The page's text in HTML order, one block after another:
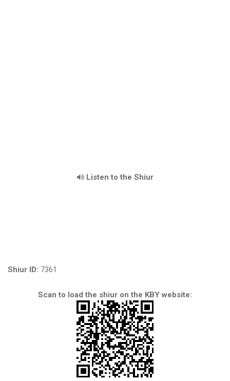
Listen to the Shiur
Shiur ID: 7361
Scan to load the shiur on the KBY website: